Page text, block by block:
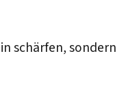
schärfen, sondern